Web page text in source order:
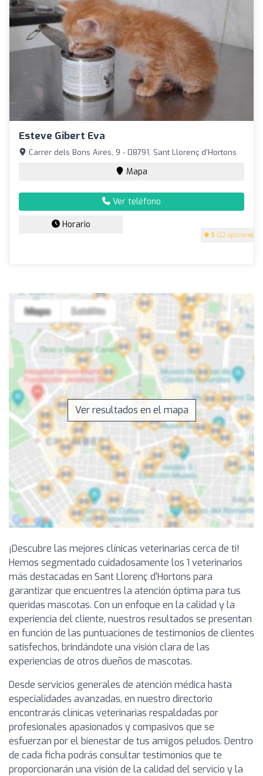
Esteve Gibert Eva
5 (22 opiniones)
Carrer dels Bons Aires, 9 - 08791, Sant Llorenç d'Hortons
Mapa
Ver teléfono
Horario
Ver resultados en el mapa
¡Descubre las mejores clínicas veterinarias cerca de ti!
Hemos segmentado cuidadosamente los 1 veterinarios
más destacadas en Sant Llorenç d'Hortons para
garantizar que encuentres la atención óptima para tus
queridas mascotas. Con un enfoque en la calidad y la
experiencia del cliente, nuestros resultados se presentan
en función de las puntuaciones de testimonios de clientes
satisfechos, brindándote una visión clara de las
experiencias de otros dueños de mascotas.
Desde servicios generales de atención médica hasta
especialidades avanzadas, en nuestro directorio
encontrarás clínicas veterinarias respaldadas por
profesionales apasionados y compasivos que se
esfuerzan por el bienestar de tus amigos peludos. Dentro
de cada ficha podrás consultar testimonios que te
proporcionarán una visión de la calidad del servicio y la